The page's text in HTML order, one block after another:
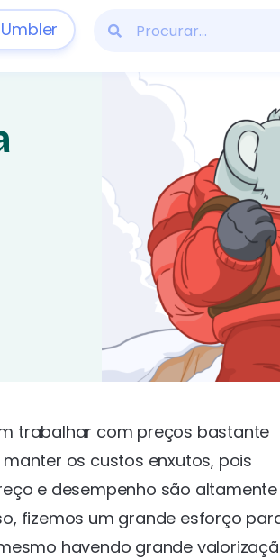
trabalhar com preços bastante
os custos enxutos, pois
e desempenho são altamente
fizemos um grande esforço
havendo grande